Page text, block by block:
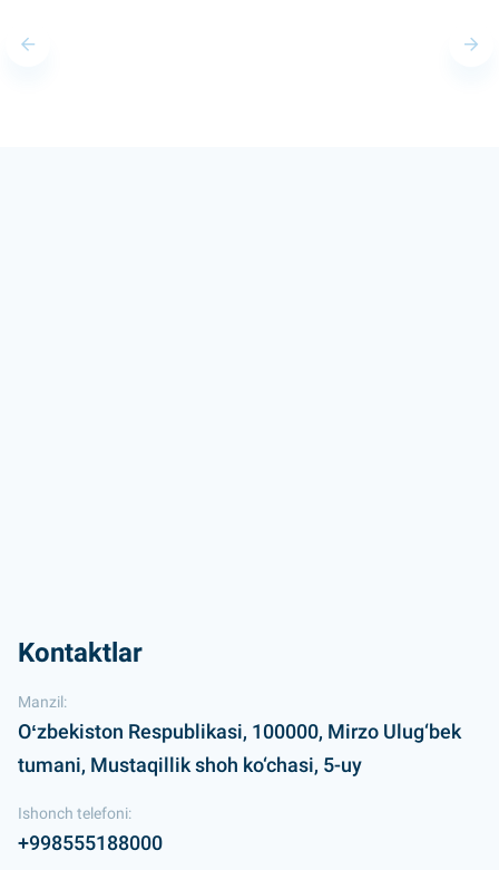
Kontaktlar
Manzil:
Oʻzbekiston Respublikasi, 100000, Mirzo Ulug‘bek
tumani, Mustaqillik shoh ko‘chasi, 5-uy
Ishonch telefoni:
+998555188000